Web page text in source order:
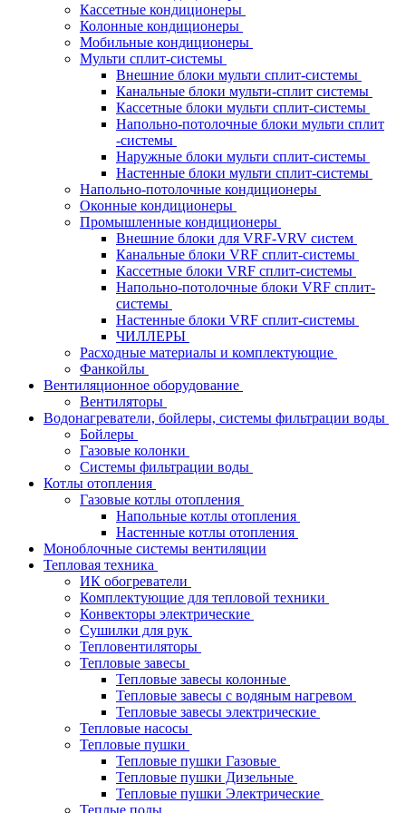
Кассетные кондиционеры
Колонные кондиционеры
Мобильные кондиционеры
Мульти сплит-системы
Внешние блоки мульти сплит-системы
Канальные блоки мульти-сплит системы
Кассетные блоки мульти сплит-системы
Напольно-потолочные блоки мульти сплит
-системы
Наружные блоки мульти сплит-системы
Настенные блоки мульти сплит-системы
Напольно-потолочные кондиционеры
Оконные кондиционеры
Промышленные кондиционеры
Внешние блоки для VRF-VRV систем
Канальные блоки VRF сплит-системы
Кассетные блоки VRF сплит-системы
Напольно-потолочные блоки VRF сплит-
системы
Настенные блоки VRF сплит-системы
ЧИЛЛЕРЫ
Расходные материалы и комплектующие
Фанкойлы
Вентиляционное оборудование
Вентиляторы
Водонагреватели, бойлеры, системы фильтрации воды
Бойлеры
Газовые колонки
Системы фильтрации воды
Котлы отопления
Газовые котлы отопления
Напольные котлы отопления
Настенные котлы отопления
Моноблочные системы вентиляции
Тепловая техника
ИК обогреватели
Комплектующие для тепловой техники
Конвекторы электрические
Сушилки для рук
Тепловентиляторы
Тепловые завесы
Тепловые завесы колонные
Тепловые завесы с водяным нагревом
Тепловые завесы электрические
Тепловые насосы
Тепловые пушки
Тепловые пушки Газовые
Тепловые пушки Дизельные
Тепловые пушки Электрические
Теплые полы